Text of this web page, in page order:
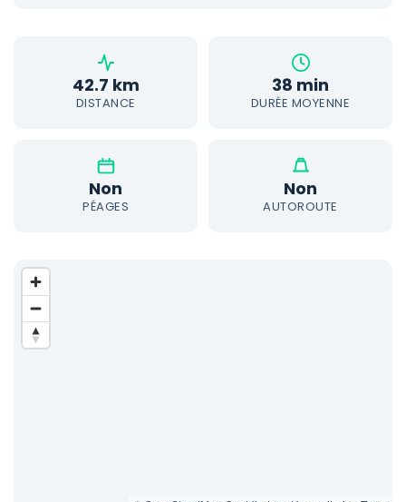
42.7 km
DISTANCE
38 min
DURÉE MOYENNE
Non
PÉAGES
Non
AUTOROUTE